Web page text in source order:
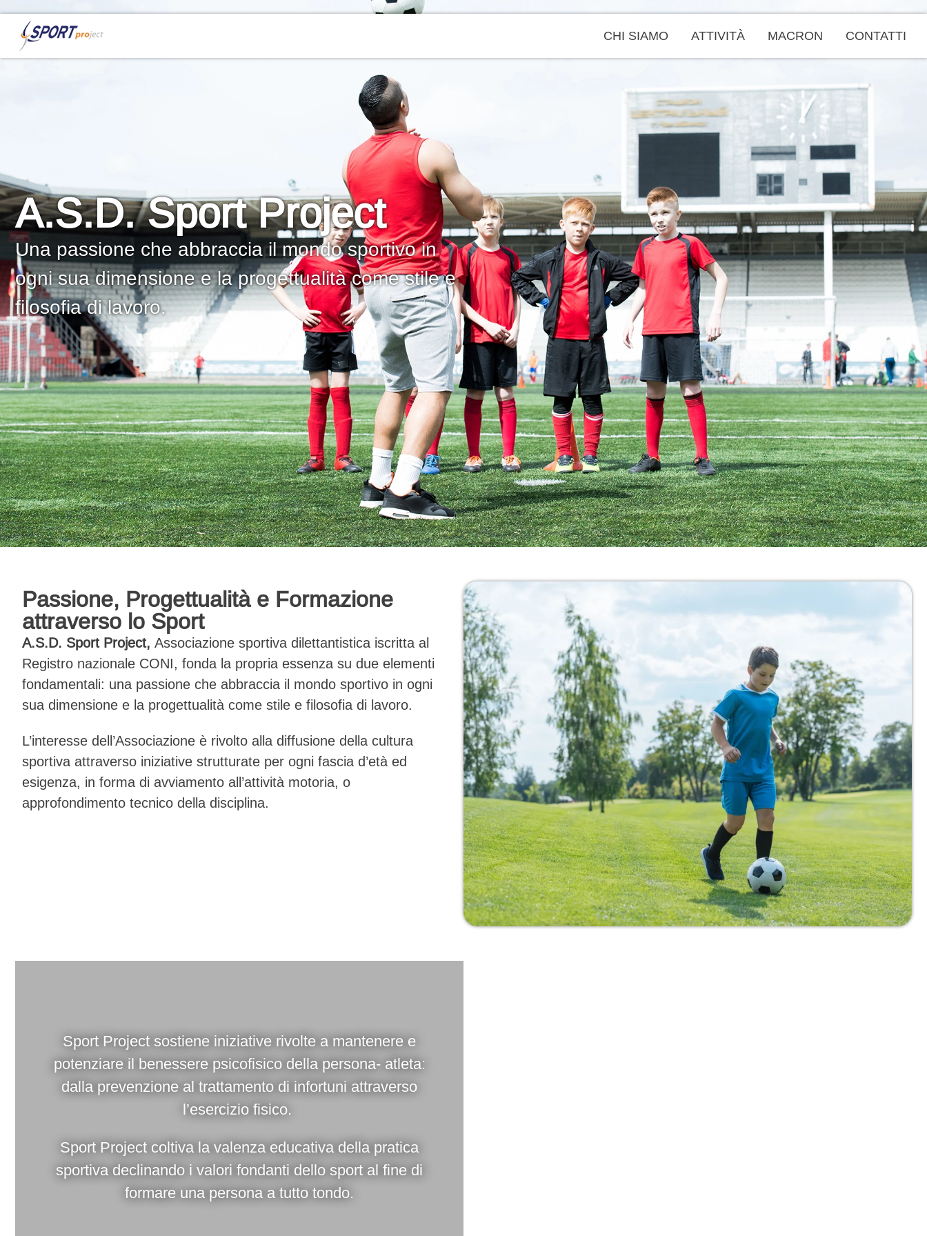
CHI SIAMO ATTIVITÀ MACRON CONTATTI
A.S.D. Sport Project
Una passione che abbraccia il mondo sportivo in
ogni sua dimensione e la progettualità come stile e
filosofia di lavoro.
Passione, Progettualità e Formazione
attraverso lo Sport
A.S.D. Sport Project, Associazione sportiva dilettantistica iscritta al
Registro nazionale CONI, fonda la propria essenza su due elementi
fondamentali: una passione che abbraccia il mondo sportivo in ogni
sua dimensione e la progettualità come stile e filosofia di lavoro.
L’interesse dell’Associazione è rivolto alla diffusione della cultura
sportiva attraverso iniziative strutturate per ogni fascia d’età ed
esigenza, in forma di avviamento all’attività motoria, o
approfondimento tecnico della disciplina.
Sport Project sostiene iniziative rivolte a mantenere e
potenziare il benessere psicofisico della persona- atleta:
dalla prevenzione al trattamento di infortuni attraverso
l’esercizio fisico.
Sport Project coltiva la valenza educativa della pratica
sportiva declinando i valori fondanti dello sport al fine di
formare una persona a tutto tondo.